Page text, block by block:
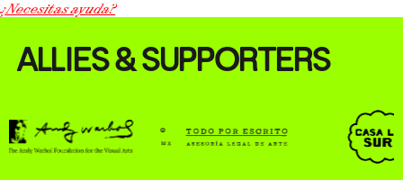
¿Necesitas ayuda?
ALLIES & SUPPORTERS